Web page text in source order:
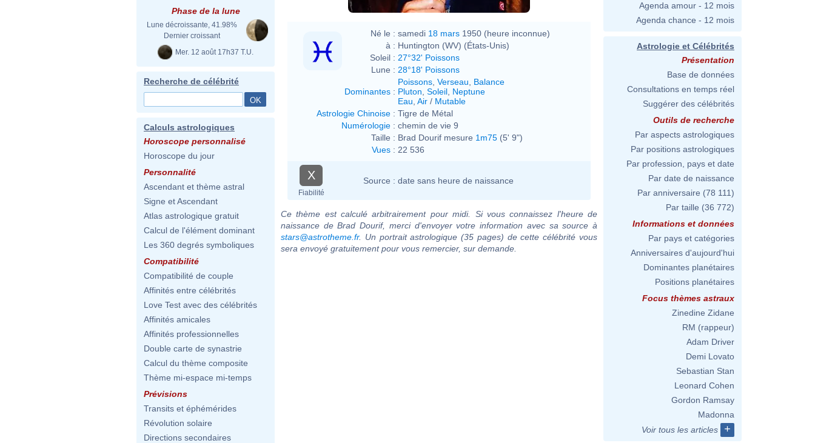
Phase de la lune
Lune décroissante, 41.98%
Dernier croissant
Mer. 12 août 17h37 T.U.
Recherche de célébrité
Calculs astrologiques
Horoscope personnalisé
Horoscope du jour
Personnalité
Ascendant et thème astral
Signe et Ascendant
Atlas astrologique gratuit
Calcul de l'élément dominant
Les 360 degrés symboliques
Compatibilité
Compatibilité de couple
Affinités entre célébrités
Love Test avec des célébrités
Affinités amicales
Affinités professionnelles
Double carte de synastrie
Calcul du thème composite
Thème mi-espace mi-temps
Prévisions
Transits et éphémérides
Révolution solaire
Directions secondaires
Né le : samedi 18 mars 1950 (heure inconnue)
à : Huntington (WV) (États-Unis)
Soleil : 27°32' Poissons
Lune : 28°18' Poissons
Dominantes :
Poissons Verseau
Balance
Pluton Soleil Neptune
Eau Air / Mutable
Astrologie Chinoise : Tigre de Métal
Numérologie : chemin de vie 9
Taille : Brad Dourif mesure 1m75 (5' 9")
Vues : 22 536
X
Fiabilité
Source : date sans heure de naissance
Ce thème est calculé arbitrairement pour midi. Si vous connaissez l'heure de
naissance de Brad Dourif, merci d'envoyer votre information avec sa source à
stars@astrotheme.fr. Un portrait astrologique (35 pages) de cette célébrité vous
sera envoyé gratuitement pour vous remercier, sur demande.
Agenda amour - 12 mois
Agenda chance - 12 mois
Astrologie et Célébrités
Présentation
Base de données
Consultations en temps réel
Suggérer des célébrités
Outils de recherche
Par aspects astrologiques
Par positions astrologiques
Par profession, pays et date
Par date de naissance
Par anniversaire (78 111)
Par taille (36 772)
Informations et données
Par pays et catégories
Anniversaires d'aujourd'hui
Dominantes planétaires
Positions planétaires
Focus thèmes astraux
Zinedine Zidane
RM (rappeur)
Adam Driver
Demi Lovato
Sebastian Stan
Leonard Cohen
Gordon Ramsay
Madonna
Voir tous les articles
+